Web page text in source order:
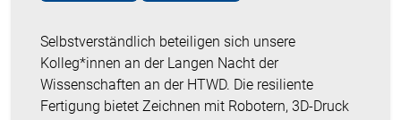
Selbstverständlich beteiligen sich unsere
Kolleg*innen an der Langen Nacht der
Wissenschaften an der HTWD. Die resiliente
Fertigung bietet Zeichnen mit Robotern, 3D-Druck